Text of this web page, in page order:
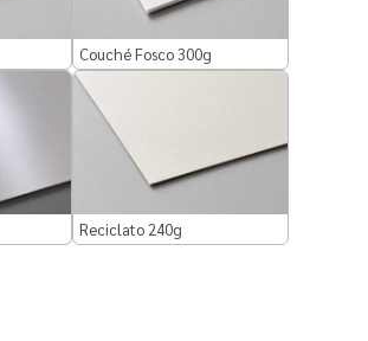
Couché Fosco 300g
Reciclato 240g